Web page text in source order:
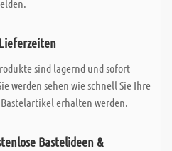
sind lagernd und sofort
werden sehen wie schnell Sie Ihre
erhalten werden.
Bastelideen &